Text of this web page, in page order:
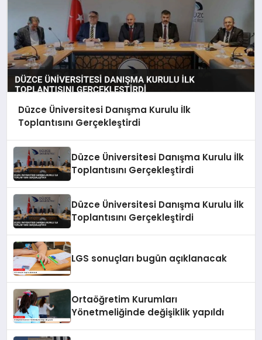
Düzce Üniversitesi Danışma Kurulu İlk
Toplantısını Gerçekleştirdi
Düzce Üniversitesi Danışma Kurulu İlk
Toplantısını Gerçekleştirdi
Düzce Üniversitesi Danışma Kurulu İlk
Toplantısını Gerçekleştirdi
LGS sonuçları bugün açıklanacak
Ortaöğretim Kurumları
Yönetmeliğinde değişiklik yapıldı